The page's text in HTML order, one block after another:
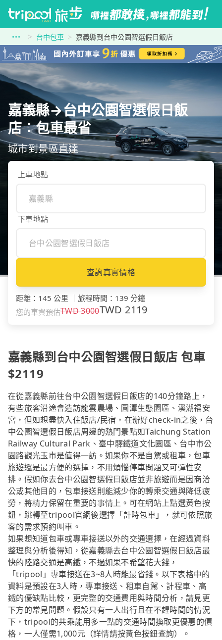
台中包車 嘉義縣到台中公園智選假日飯店
嘉義縣→台中公園智選假日飯
店：包車最省
城市到景區直達
上車地點
下車地點
查詢真實價格
距離 ： 145 公里 旅程時間 ： 139 分鐘
您的車資預估TWD3000TWD 2119
嘉義縣到台中公園智選假日飯店 包車
$2119
在從嘉義縣前往台中公園智選假日飯店的140分鐘路上，
有些旅客沿途會造訪龍雲農場、圓潭生態園區、溪湖福安
宮，但如想盡快入住飯店/民宿，在辦好check-in之後，台
中公園智選假日飯店周邊的熱門景點如Taichung Station
Railway Cultural Park、臺中驛鐵道文化園區、台中市公
園路觀光玉市是值得一訪。如果你不是自駕或租車，包車
旅遊還是最方便的選擇，不用煩惱停車問題又可彈性安
排。假如你去台中公園智選假日飯店並非旅遊而是因商洽
公或其他目的，包車接送則能減少你的轉乘交通與降低疲
勞，將精力保留在重要的事情上。可在網站上點選黃色按
鈕，跳轉至tripool官網後選擇「計時包車」，就可依照旅
客的需求預約叫車。
如果想知道包車或專車接送以外的交通選擇，在經過資料
整理與分析後得知，從嘉義縣去台中公園智選假日飯店最
快的陸路交通是高鐵，不過如果不希望花大錢，
「tripool」專車接送在3~8人時能最省錢。以下表格中的
資料是預設在3人時，專車接送、租車自駕、計程車、高
鐵的優缺點比較，更完整的交通費用與時間分析，請見更
下方的常見問題。假設只有一人出行且在不趕時間的情況
下，tripool的共乘能用多一點的交通時間換取更優惠的價
格，一人僅需1,000元（詳情請按黃色按鈕查詢）。